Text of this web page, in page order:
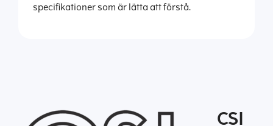
specifikationer som är lätta att förstå.
CSI